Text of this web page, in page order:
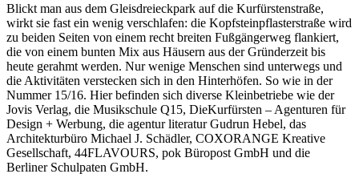
Blickt man aus dem Gleisdreieckpark auf die Kurfürstenstraße,
wirkt sie fast ein wenig verschlafen: die Kopfsteinpflasterstraße wird
zu beiden Seiten von einem recht breiten Fußgängerweg flankiert,
die von einem bunten Mix aus Häusern aus der Gründerzeit bis
heute gerahmt werden. Nur wenige Menschen sind unterwegs und
die Aktivitäten verstecken sich in den Hinterhöfen. So wie in der
Nummer 15/16. Hier befinden sich diverse Kleinbetriebe wie der
Jovis Verlag, die Musikschule Q15, DieKurfürsten – Agenturen für
Design + Werbung, die agentur literatur Gudrun Hebel, das
Architekturbüro Michael J. Schädler, COXORANGE Kreative
Gesellschaft, 44FLAVOURS, pok Büropost GmbH und die
Berliner Schulpaten GmbH.